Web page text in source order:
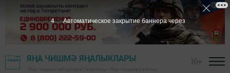
ЯҢА ЧИШМӘ ЯҢАЛЫКЛАРЫ
3 Автоматическое закрытие баннера через